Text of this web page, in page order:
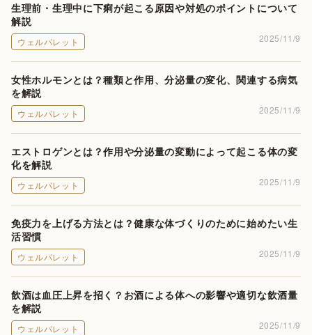
生理前・生理中に下痢が起こる原因や対処のポイントについて
解説
ウェルパレット 2025/11/9
女性ホルモンとは？種類と作用、分泌量の変化、関連する病気
を解説
ウェルパレット 2025/11/9
エストロゲンとは？作用や分泌量の変動によって起こる体の変
化を解説
ウェルパレット 2025/11/9
免疫力を上げる方法とは？健康な体づくりのために始めたい生
活習慣
ウェルパレット 2025/11/9
飲酒は血圧上昇を招く？お酒による体への影響や適切な飲酒量
を解説
ウェルパレット 2025/11/9